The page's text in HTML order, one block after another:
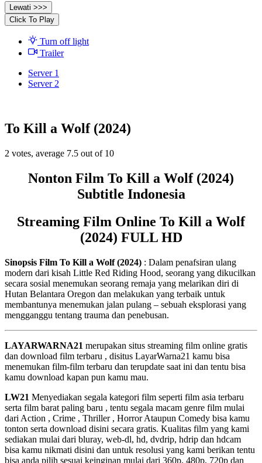
Lewati >>>
Click To Play
Turn off light
Trailer
Server 1
Server 2
To Kill a Wolf (2024)
2 votes, average 7.5 out of 10
Nonton Film To Kill a Wolf (2024)
Subtitle Indonesia
Streaming Film Online To Kill a Wolf
(2024) FULL HD
Sinopsis Film To Kill a Wolf (2024) : Dalam penafsiran ulang
modern dari kisah Little Red Riding Hood, seorang yang dikucilkan
secara sosial menemukan seorang remaja yang melarikan diri di
Hutan Belantara Oregon dan melakukan yang terbaik untuk
membantunya menemukan jalan pulang – sebuah eksplorasi yang
mengganggu tentang trauma dan penebusan.
LAYARWARNA21 merupakan situs streaming film online gratis
dan download film terbaru , disitus LayarWarna21 kamu bisa
menemukan film-film terbaru dan terupdate saat ini dan tentu bisa
kamu download kapan pun kamu mau.
LW21 Menyediakan segala kategori film seperti film asia terbaru
serta film barat paling baru , tentu segala macam genre film mulai
dari Action , Crime , Thriller , Horror Ataupun Comedy bisa kamu
tonton serta download disini secara gratis. Kualitas film yang kami
sediakan mulai dari bluray, web-dl, hd, dvdrip, hdrip dan hdcam
bisa kamu nikmati disini dan untuk resolusi yang kami berikan tentu
bisa anda pilih sesuai keinginan mulai dari 360p, 480p, 720p dan